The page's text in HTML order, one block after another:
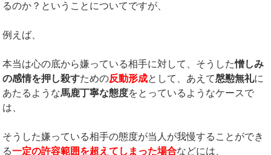
るのか？ということについてですが、
例えば、
本当は心の底から嫌っている相手に対して、そうした憎しみ
の感情を押し殺すための反動形成として、あえて慇懃無礼に
あたるような馬鹿丁寧な態度をとっているようなケースで
は、
そうした嫌っている相手の態度が当人が我慢することができ
る一定の許容範囲を超えてしまった場合などには、